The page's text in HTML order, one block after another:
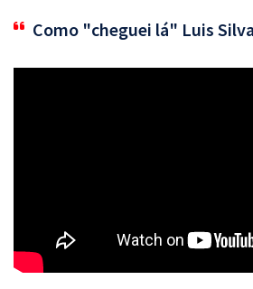
Como "cheguei lá" Luis